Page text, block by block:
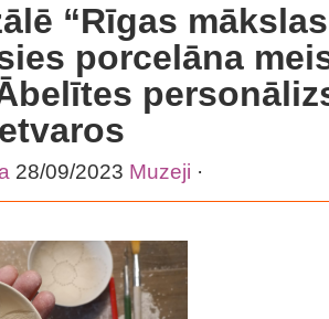
“Rīgas
porcelāna
28/09/2023 Muzeji ·